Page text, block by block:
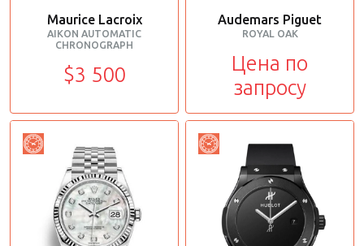
Maurice Lacroix
AIKON AUTOMATIC
CHRONOGRAPH
$3 500
Audemars Piguet
ROYAL OAK
Цена по
запросу